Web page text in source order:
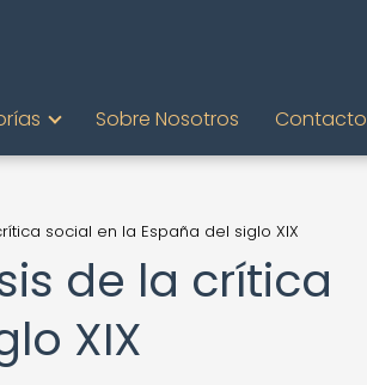
Sobre Nosotros Contacto
social en la España del siglo XIX
de la crítica
XIX